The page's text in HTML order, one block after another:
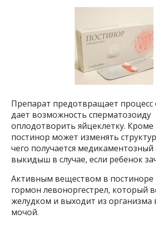
Препарат предотвращает процесс
дает возможность сперматозоиду
оплодотворить яйцеклетку. Кроме
постинор может изменять
чего получается медикаментозный
выкидыш в случае, если ребенок
Активным веществом в постиноре
гормон левоноргестрел, который
желудком и выходит из организма
мочой.